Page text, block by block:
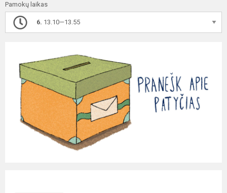
Pamokų laikas
6. 13.10—13.55